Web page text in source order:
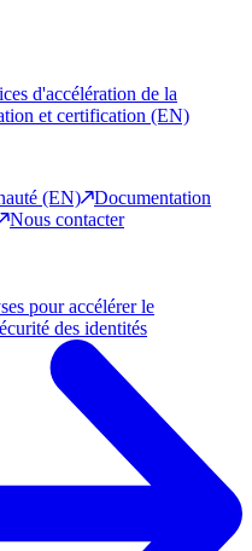
d'accélération de la
et certification (EN)
(EN)
Documentation
Nous contacter
pour accélérer le
des identités